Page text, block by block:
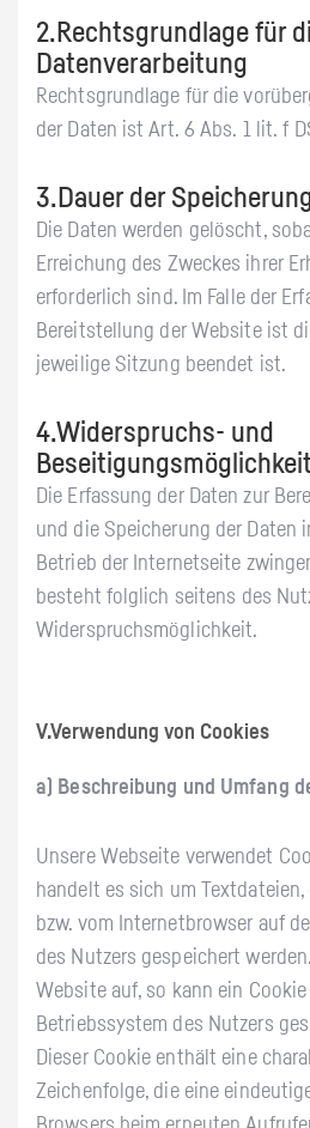
2.Rechtsgrundlage für
Datenverarbeitung
Rechtsgrundlage für die
der Daten ist Art. 6 Abs. 1 lit. f
3.Dauer der
Die Daten werden gelöscht,
Erreichung des Zweckes ihrer
erforderlich sind. Im Falle der
Bereitstellung der Website ist
jeweilige Sitzung beendet ist.
4.Widerspruchs- und
Beseitigungsmöglichkeit
Die Erfassung der Daten zur
und die Speicherung der Daten
Betrieb der Internetseite
besteht folglich seitens des
Widerspruchsmöglichkeit.
V.Verwendung von Cookies
a) Beschreibung und Umfang
Unsere Webseite verwendet
handelt es sich um
bzw. vom Internetbrowser auf
des Nutzers gespeichert
Website auf, so kann ein
Betriebssystem des Nutzers
Dieser Cookie enthält eine
Zeichenfolge, die eine